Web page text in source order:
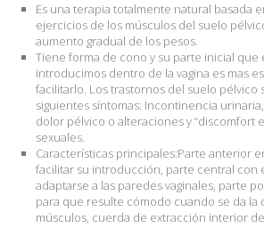
Es una terapia totalmente natural basada
ejercicios de los músculos del suelo
aumento gradual de los pesos.
Tiene forma de cono y su parte inicial que
introducimos dentro de la vagina es mas
facilitarlo. Los trastornos del suelo pélvico
siguientes síntomas: Incontinencia
dolor pélvico o alteraciones y “discomfort
sexuales.
Características principales:Parte anterior
facilitar su introducción, parte central con
adaptarse a las paredes vaginales, parte
para que resulte cómodo cuando se da la
músculos, cuerda de extracción interior